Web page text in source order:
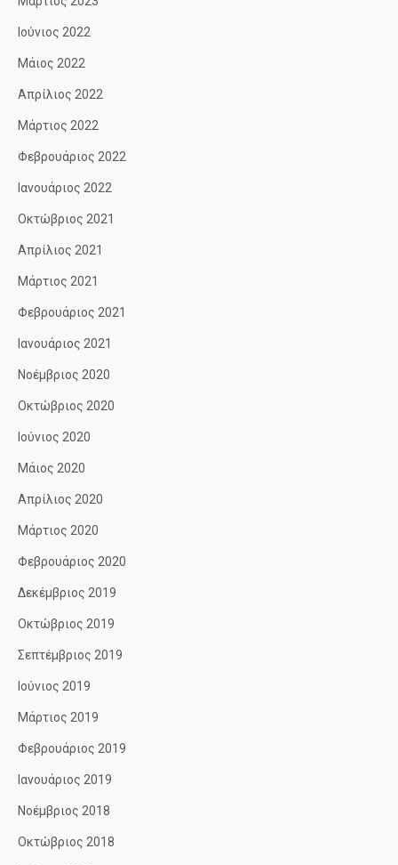
Ιούνιος 2022
Μάιος 2022
Απρίλιος 2022
Μάρτιος 2022
Φεβρουάριος 2022
Ιανουάριος 2022
Οκτώβριος 2021
Απρίλιος 2021
Μάρτιος 2021
Φεβρουάριος 2021
Ιανουάριος 2021
Νοέμβριος 2020
Οκτώβριος 2020
Ιούνιος 2020
Μάιος 2020
Απρίλιος 2020
Μάρτιος 2020
Φεβρουάριος 2020
Δεκέμβριος 2019
Οκτώβριος 2019
Σεπτέμβριος 2019
Ιούνιος 2019
Μάρτιος 2019
Φεβρουάριος 2019
Ιανουάριος 2019
Νοέμβριος 2018
Οκτώβριος 2018